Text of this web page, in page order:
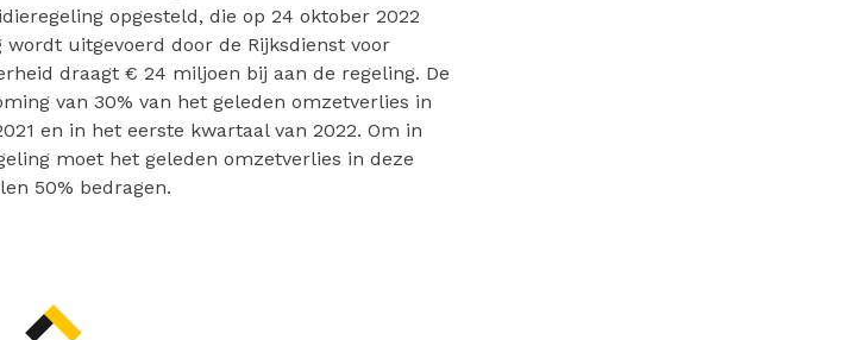
opgesteld, die op 24 oktober 2022
uitgevoerd door de Rijksdienst voor
draagt € 24 miljoen bij aan de regeling. De
van 30% van het geleden omzetverlies in
en in het eerste kwartaal van 2022. Om in
moet het geleden omzetverlies in deze
50% bedragen.